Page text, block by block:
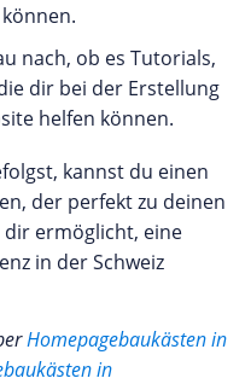
nach, ob es Tutorials,
dir bei der Erstellung
helfen können.
kannst du einen
der perfekt zu deinen
ermöglicht, eine
in der Schweiz
Homepagebaukästen in
in